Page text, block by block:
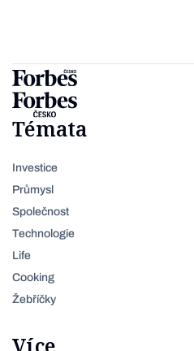
Témata
Investice
Průmysl
Společnost
Technologie
Life
Cooking
Žebříčky
Více